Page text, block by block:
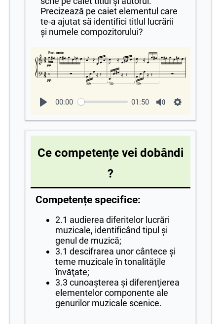
Precizează pe caiet elementul care
te-a ajutat să identifici titlul lucrării
și numele compozitorului?
00:00 01:50
Ce competențe vei dobândi
?
Competențe specifice:
2.1 audierea diferitelor lucrări
muzicale, identificând tipul şi
genul de muzică;
3.1 descifrarea unor cântece şi
teme muzicale în tonalităţile
învăţate;
3.3 cunoaşterea şi diferenţierea
elementelor componente ale
genurilor muzicale scenice.